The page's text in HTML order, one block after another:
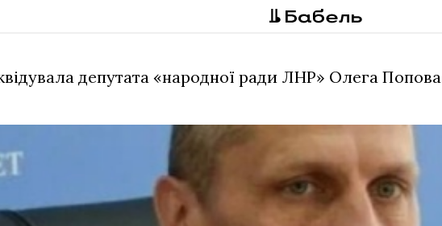
депутата «народної ради ЛНР» Олега Попова